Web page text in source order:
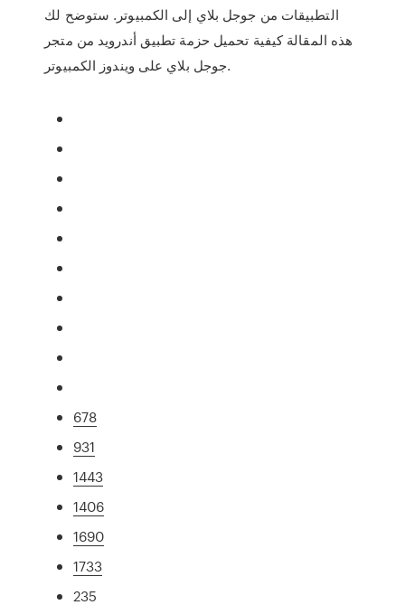
التطبيقات من جوجل بلاي إلى الكمبيوتر. ستوضح لك
هذه المقالة كيفية تحميل حزمة تطبيق أندرويد من متجر
جوجل بلاي على ويندوز الكمبيوتر.
678
931
1443
1406
1690
1733
235